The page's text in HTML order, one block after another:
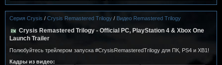
Серия Crysis / Crysis Remastered Trilogy / Видео Remastered Trilogy
Crysis Remastered Trilogy - Official PC, PlayStation 4 & Xbox One
Launch Trailer
Полюбуйтесь трейлером запуска #CrysisRemasteredTrilogy для ПК, PS4 и XB1!
Кадры из видео: